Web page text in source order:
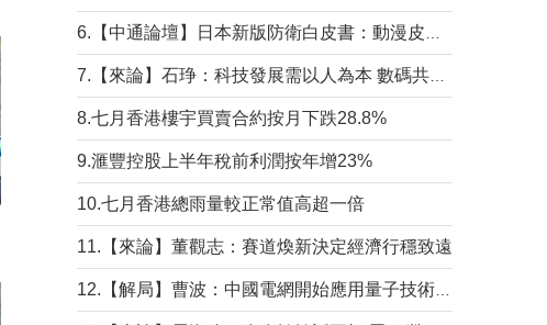
8.七月香港樓宇買賣合約按月下跌28.8%
9.滙豐控股上半年稅前利潤按年增23%
10.七月香港總雨量較正常值高超一倍
11.【來論】董觀志：賽道煥新決定經濟行穩致遠